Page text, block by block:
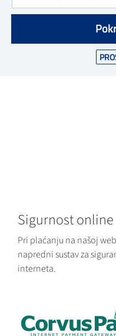
Sigurnost
Pri plaćanju na našoj
napredni sustav za
interneta.